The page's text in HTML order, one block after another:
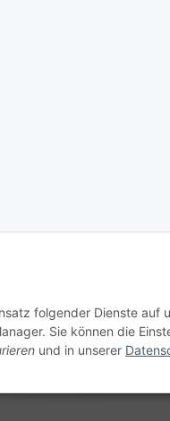
folgender Dienste auf
Sie können die
und in unserer